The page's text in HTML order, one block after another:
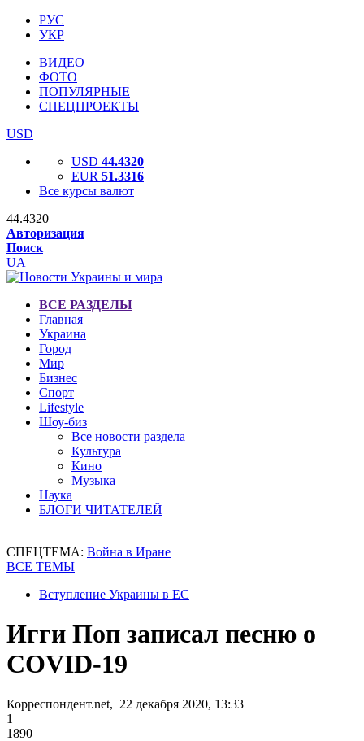
РУС
УКР
ВИДЕО
ФОТО
ПОПУЛЯРНЫЕ
СПЕЦПРОЕКТЫ
USD
USD 44.4320
EUR 51.3316
Все курсы валют
44.4320
Авторизация
Поиск
UA
ВСЕ РАЗДЕЛЫ
Главная
Украина
Город
Мир
Бизнес
Спорт
Lifestyle
Шоу-биз
Все новости раздела
Культура
Кино
Музыка
Наука
БЛОГИ ЧИТАТЕЛЕЙ
СПЕЦТЕМА: Война в Иране
ВСЕ ТЕМЫ
Вступление Украины в ЕС
Игги Поп записал песню о
COVID-19
Корреспондент.net, 22 декабря 2020, 13:33
1
1890